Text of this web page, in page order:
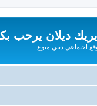
ديلان يرحب
اجتماعي ديني منوع